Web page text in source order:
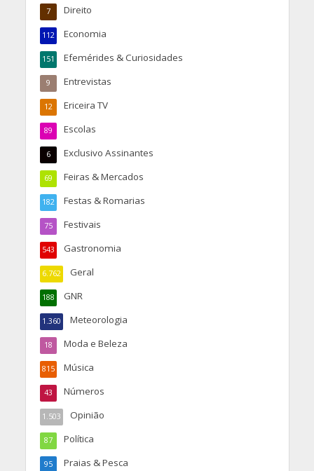
Direito
7
Economia
112
Efemérides & Curiosidades
151
Entrevistas
9
Ericeira TV
12
Escolas
89
Exclusivo Assinantes
6
Feiras & Mercados
69
Festas & Romarias
182
Festivais
75
Gastronomia
543
Geral
6.762
GNR
188
Meteorologia
1.360
Moda e Beleza
18
Música
815
Números
43
Opinião
1.503
Política
87
Praias & Pesca
95